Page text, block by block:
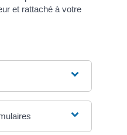
et rattaché à votre